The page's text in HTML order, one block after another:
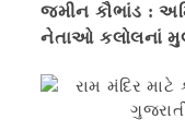
જમીન કૌભાંડ :
નેતાઓ કલોલનાં